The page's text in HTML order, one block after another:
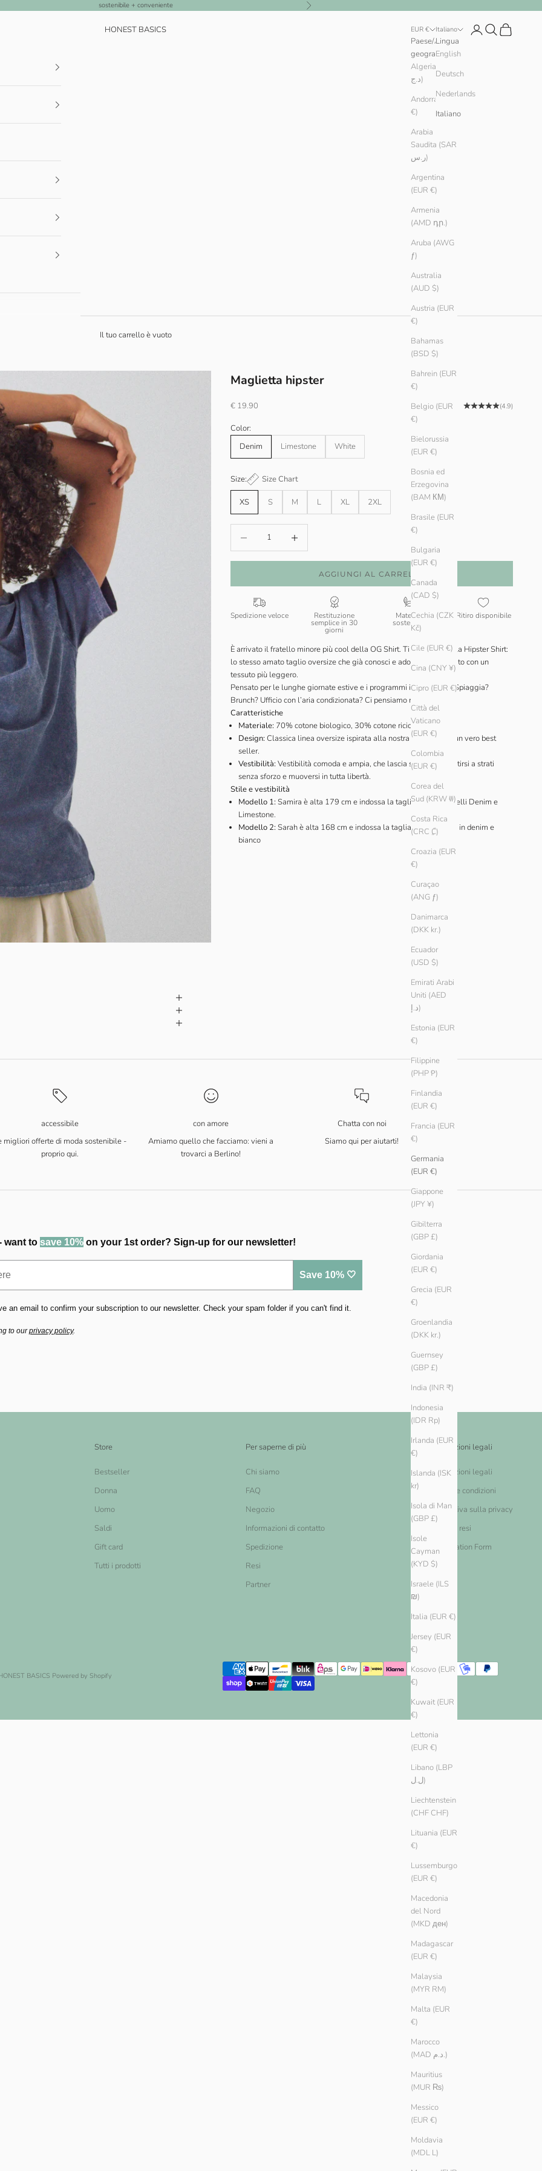
sostenibile + conveniente Successivo
HONEST BASICS EUR €
Paese/Area
geografica
Algeria (DZD
د.ج)
Andorra (EUR
€)
Arabia
Saudita (SAR
ر.س)
Argentina
(EUR €)
Armenia
(AMD դր.)
Aruba (AWG
ƒ)
Australia
(AUD $)
Austria (EUR
€)
Bahamas
(BSD $)
Bahrein (EUR
€)
Belgio (EUR
€)
Bielorussia
(EUR €)
Bosnia ed
Erzegovina
(BAM КМ)
Brasile (EUR
€)
Bulgaria
(EUR €)
Canada
(CAD $)
Cechia (CZK
Kč)
Cile (EUR €)
Cina (CNY ¥)
Cipro (EUR €)
Città del
Vaticano
(EUR €)
Colombia
(EUR €)
Corea del
Sud (KRW ₩)
Costa Rica
(CRC ₡)
Croazia (EUR
€)
Curaçao
(ANG ƒ)
Danimarca
(DKK kr.)
Ecuador
(USD $)
Emirati Arabi
Uniti (AED
د.إ)
Estonia (EUR
€)
Filippine
(PHP ₱)
Finlandia
(EUR €)
Francia (EUR
€)
Germania
(EUR €)
Giappone
(JPY ¥)
Gibilterra
(GBP £)
Giordania
(EUR €)
Grecia (EUR
€)
Groenlandia
(DKK kr.)
Guernsey
(GBP £)
India (INR ₹)
Indonesia
(IDR Rp)
Irlanda (EUR
€)
Islanda (ISK
kr)
Isola di Man
(GBP £)
Isole
Cayman
(KYD $)
Israele (ILS
₪)
Italia (EUR €)
Jersey (EUR
€)
Kosovo (EUR
€)
Kuwait (EUR
€)
Lettonia
(EUR €)
Libano (LBP
ل.ل)
Liechtenstein
(CHF CHF)
Lituania (EUR
€)
Lussemburgo
(EUR €)
Macedonia
del Nord
(MKD ден)
Madagascar
(EUR €)
Malaysia
(MYR RM)
Malta (EUR
€)
Marocco
(MAD د.م.)
Mauritius
(MUR ₨)
Messico
(EUR €)
Moldavia
(MDL L)
Italiano
Lingua
English
Deutsch
Nederlands
Italiano
LoginCercaCarrello
Il tuo carrello è vuoto
Maglietta hipster
Prezzo scontato
€ 19.90 (4.9)
Color:
Denim
Limestone White
Size: Size Chart
XS S M L XL 2XL
AGGIUNGI AL CARRELLO
Spedizione veloce Restituzione
semplice in 30
giorni
Materiali
sostenibili
Ritiro disponibile
È arrivato il fratello minore più cool della OG Shirt. Ti presentiamo la Hipster Shirt:
lo stesso amato taglio oversize che già conosci e adori, ora realizzato con un
tessuto più leggero.
Pensato per le lunghe giornate estive e i programmi improvvisati. Spiaggia?
Brunch? Ufficio con l’aria condizionata? Ci pensiamo noi.
Caratteristiche
Materiale: 70% cotone biologico, 30% cotone riciclato.
Design: Classica linea oversize ispirata alla nostra camicia OG, un vero best
seller.
Vestibilità: Vestibilità comoda e ampia, che lascia spazio per vestirsi a strati
senza sforzo e muoversi in tutta libertà.
Stile e vestibilità
Modello 1: Samira è alta 179 cm e indossa la taglia XS nei modelli Denim e
Limestone.
Modello 2: Sarah è alta 168 cm e indossa la taglia L nei modelli in denim e
bianco
accessibile
migliori offerte di moda sostenibile -
proprio qui.
con amore
Amiamo quello che facciamo: vieni a
trovarci a Berlino!
Chatta con noi
Siamo qui per aiutarti!
want to save 10%on your 1st order? Sign-up for our newsletter!
Save 10% 🤍
an email to confirm your subscription to our newsletter. Check your spam folder if you can't find it.
to ourprivacy policy.
Store
Bestseller
Donna
Uomo
Saldi
Gift card
Tutti i prodotti
Per saperne di più
Chi siamo
FAQ
Negozio
Informazioni di contatto
Spedizione
Resi
Partner
Informazioni legali
Informazioni legali
Termini e condizioni
Informativa sulla privacy
Cambi e resi
Cancellation Form
BASICS Powered by Shopify